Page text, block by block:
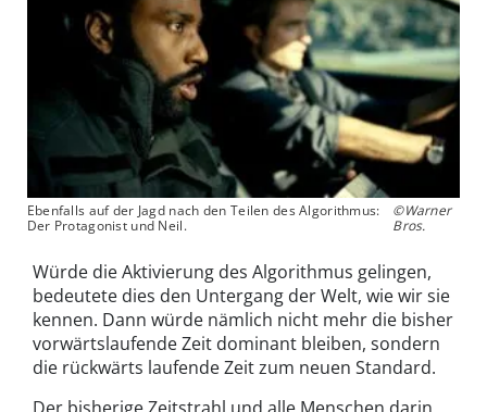
Ebenfalls auf der Jagd nach den Teilen des Algorithmus:
Der Protagonist und Neil.
©Warner
Bros.
Würde die Aktivierung des Algorithmus gelingen,
bedeutete dies den Untergang der Welt, wie wir sie
kennen. Dann würde nämlich nicht mehr die bisher
vorwärtslaufende Zeit dominant bleiben, sondern
die rückwärts laufende Zeit zum neuen Standard.
Der bisherige Zeitstrahl und alle Menschen darin